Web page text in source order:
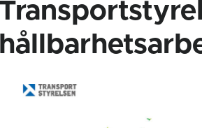
för Publikationer